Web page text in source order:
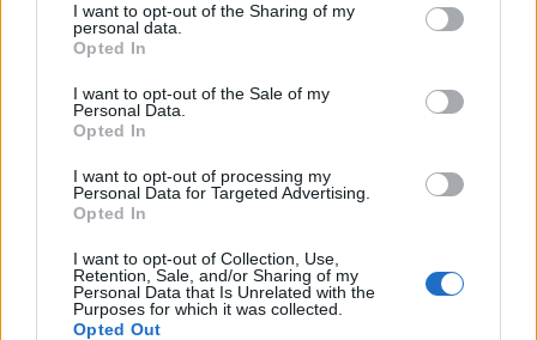
I want to opt-out of the Sharing of my
personal data.
Opted In
I want to opt-out of the Sale of my
Personal Data.
Opted In
I want to opt-out of processing my
Personal Data for Targeted Advertising.
Opted In
I want to opt-out of Collection, Use,
Retention, Sale, and/or Sharing of my
Personal Data that Is Unrelated with the
Purposes for which it was collected.
Opted Out
ALTRE NOTIZIE DI AMENO